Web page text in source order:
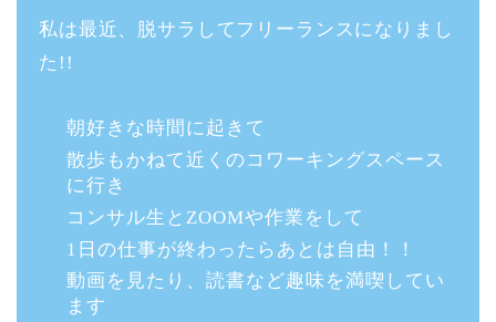
私は最近、脱サラしてフリーランスになりまし
た!!
朝好きな時間に起きて
散歩もかねて近くのコワーキングスペース
に行き
コンサル生とZOOMや作業をして
1日の仕事が終わったらあとは自由！！
動画を見たり、読書など趣味を満喫してい
ます